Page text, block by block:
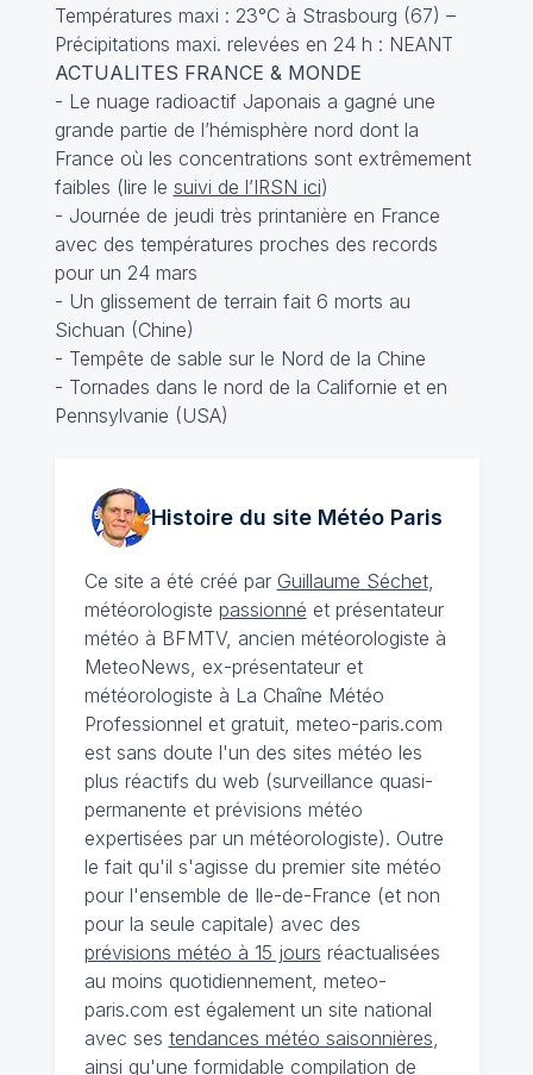
Températures maxi : 23°C à Strasbourg (67) –
Précipitations maxi. relevées en 24 h : NEANT
ACTUALITES FRANCE & MONDE
- Le nuage radioactif Japonais a gagné une
grande partie de l’hémisphère nord dont la
France où les concentrations sont extrêmement
faibles (lire le suivi de l’IRSN ici)
- Journée de jeudi très printanière en France
avec des températures proches des records
pour un 24 mars
- Un glissement de terrain fait 6 morts au
Sichuan (Chine)
- Tempête de sable sur le Nord de la Chine
- Tornades dans le nord de la Californie et en
Pennsylvanie (USA)
Histoire du site MétéoParis
Ce site a été créé par Guillaume Séchet,
météorologiste passionné et présentateur
météo à BFMTV, ancien météorologiste à
MeteoNews, ex-présentateur et
météorologiste à La Chaîne Météo
Professionnel et gratuit, meteo-paris.com
est sans doute l'un des sites météo les
plus réactifs du web (surveillance quasi-
permanente et prévisions météo
expertisées par un météorologiste). Outre
le fait qu'il s'agisse du premier site météo
pour l'ensemble de Ile-de-France (et non
pour la seule capitale) avec des
prévisions météo à 15 jours réactualisées
au moins quotidiennement, meteo-
paris.com est également un site national
avec ses tendances météo saisonnières,
ainsi qu'une formidable compilation de